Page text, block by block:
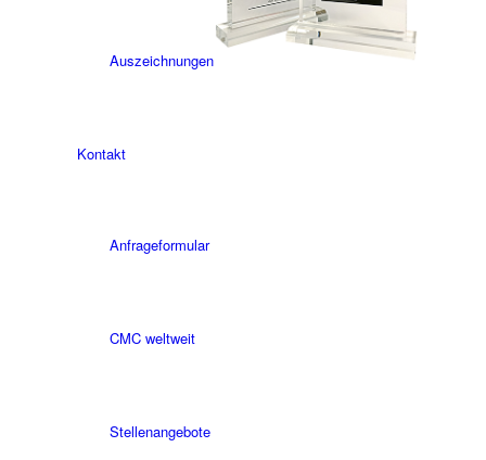
Auszeichnungen
Kontakt
Anfrageformular
CMC weltweit
Stellenangebote